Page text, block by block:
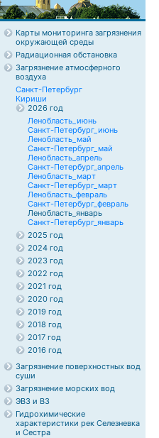
Карты мониторинга загрязнения
окружающей среды
Радиационная обстановка
Загрязнение атмосферного
воздуха
Санкт-Петербург
Кириши
2026 год
Ленобласть_июнь
Санкт-Петербург_июнь
Ленобласть_май
Санкт-Петербург_май
Ленобласть_апрель
Санкт-Петербург_апрель
Ленобласть_март
Санкт-Петербург_март
Ленобласть_февраль
Санкт-Петербург_февраль
Ленобласть_январь
Санкт-Петербург_январь
2025 год
2024 год
2023 год
2022 год
2021 год
2020 год
2019 год
2018 год
2017 год
2016 год
Загрязнение поверхностных вод
суши
Загрязнение морских вод
ЭВЗ и ВЗ
Гидрохимические
характеристики рек Селезневка
и Сестра